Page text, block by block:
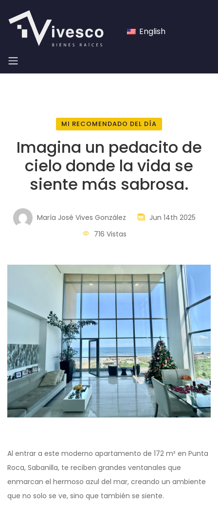
English
MI RECOMENDADO DEL DÍA
Imagina un pedacito de
cielo donde la vida se
siente más sabrosa.
María José Vives González
Jun 14th 2025
716 Vistas
Al entrar a este moderno apartamento de 172 m² en Punta
Roca, Sabanilla, te reciben grandes ventanales que
enmarcan el hermoso azul del mar, creando un ambiente
que no solo se ve, sino que también se siente.